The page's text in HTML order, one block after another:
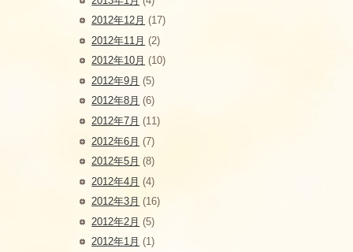
2012年12月 (17)
2012年11月 (2)
2012年10月 (10)
2012年9月 (5)
2012年8月 (6)
2012年7月 (11)
2012年6月 (7)
2012年5月 (8)
2012年4月 (4)
2012年3月 (16)
2012年2月 (5)
2012年1月 (1)